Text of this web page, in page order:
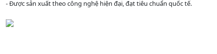
- Được sản xuất theo công nghệ hiện đại, đạt tiêu chuẩn quốc tế.